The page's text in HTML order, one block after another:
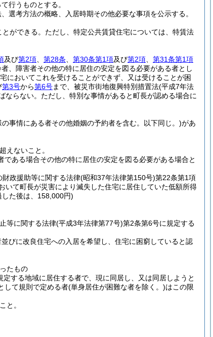
行うものとする。
選考方法の概略、入居時期その他必要な事項を公示する。
ができる。 ただし、特定公共賃貸住宅については、特賃法
及び第2項 第28条 第30条第1項及び第2項
第31条第1項
、障害者その他の特に居住の安定を図る必要がある者とし
においてこれを受けることができず、又は受けることが困
第3号から第6号まで、被災市街地復興特別措置法(平成7年法
ならない。 ただし、特別な事情があると町長が認める場合に
事情にある者その他婚姻の予約者を含む。以下同じ。)があ
えないこと。
ある場合その他の特に居住の安定を図る必要がある場合と
政援助等に関する法律(昭和37年法律第150号)第22条第1項
て町長が災害により滅失した住宅に居住していた低額所得
た後は、158,000円)
等に関する法律(平成3年法律第77号)第2条第6号に規定する
びに改良住宅への入居を希望し、住宅に困窮していると認
たもの
定する地域に居住する者で、現に同居し、又は同居しようと
して規則で定める者(単身居住が困難な者を除く。)はこの限
と。